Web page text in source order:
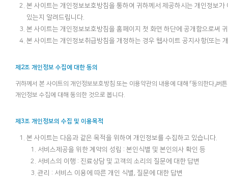
본 사이트는 개인정보보호방침을 통하여 귀하께서 제공하시는 개인정보
있는지 알려드립니다.
본 사이트는 개인정보보호방침을 홈페이지 첫 화면 하단에 공개함으로써
본 사이트는 개인정보취급방침을 개정하는 경우 웹사이트 공지사항(또는
제2조 개인정보 수집에 대한 동의
귀하께서 본 사이트의 개인정보보호방침 또는 이용약관의 내용에 대해 「동의한다」버
개인정보 수집에 대해 동의한 것으로 봅니다.
제3조 개인정보의 수집 및 이용목적
본 사이트는 다음과 같은 목적을 위하여 개인정보를 수집하고 있습니다.
서비스제공을 위한 계약의 성립 : 본인식별 및 본인의사 확인 등
서비스의 이행 : 진료상담 및 고객의 소리의 질문에 대한 답변
관리 : 서비스 이용에 따른 개인 식별, 질문에 대한 답변